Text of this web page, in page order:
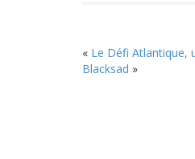
« Le Défi Atlantique,
Blacksad »